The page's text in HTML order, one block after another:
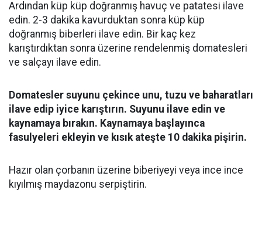
Ardından küp küp doğranmış havuç ve patatesi ilave
edin. 2-3 dakika kavurduktan sonra küp küp
doğranmış biberleri ilave edin. Bir kaç kez
karıştırdıktan sonra üzerine rendelenmiş domatesleri
ve salçayı ilave edin.
Domatesler suyunu çekince unu, tuzu ve baharatları
ilave edip iyice karıştırın. Suyunu ilave edin ve
kaynamaya bırakın. Kaynamaya başlayınca
fasulyeleri ekleyin ve kısık ateşte 10 dakika pişirin.
Hazır olan çorbanın üzerine biberiyeyi veya ince ince
kıyılmış maydazonu serpiştirin.